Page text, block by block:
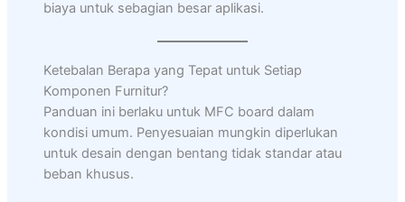
biaya untuk sebagian besar aplikasi.
Ketebalan Berapa yang Tepat untuk Setiap
Komponen Furnitur?
Panduan ini berlaku untuk MFC board dalam
kondisi umum. Penyesuaian mungkin diperlukan
untuk desain dengan bentang tidak standar atau
beban khusus.